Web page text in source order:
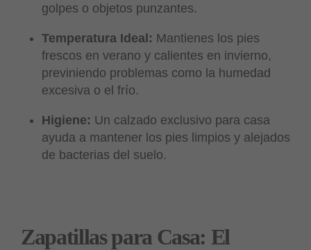
golpes o objetos punzantes.
Temperatura Ideal: Mantienes los pies
frescos en verano y calientes en invierno,
previniendo problemas como la humedad
excesiva o el frío.
Higiene: Un calzado exclusivo para casa
ayuda a mantener los pies limpios y alejados
de bacterias del suelo.
Zapatillas para Casa: El